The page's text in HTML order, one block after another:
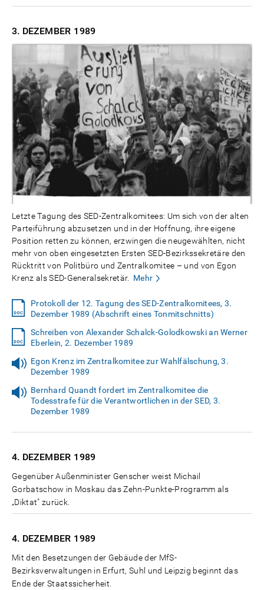
3. DEZEMBER 1989
Letzte Tagung des SED-Zentralkomitees: Um sich von der alten
Parteiführung abzusetzen und in der Hoffnung, ihre eigene
Position retten zu können, erzwingen die neugewählten, nicht
mehr von oben eingesetzten Ersten SED-Bezirkssekretäre den
Rücktritt von Politbüro und Zentralkomitee – und von Egon
Krenz als SED-Generalsekretär.
Mehr
Protokoll der 12. Tagung des SED-Zentralkomitees, 3.
Dezember 1989 (Abschrift eines Tonmitschnitts)
Schreiben von Alexander Schalck-Golodkowski an Werner
Eberlein, 2. Dezember 1989
Egon Krenz im Zentralkomitee zur Wahlfälschung, 3.
Dezember 1989
Bernhard Quandt fordert im Zentralkomitee die
Todesstrafe für die Verantwortlichen in der SED, 3.
Dezember 1989
4. DEZEMBER 1989
Gegenüber Außenminister Genscher weist Michail
Gorbatschow in Moskau das Zehn-Punkte-Programm als
„Diktat" zurück.
4. DEZEMBER 1989
Mit den Besetzungen der Gebäude der MfS-
Bezirksverwaltungen in Erfurt, Suhl und Leipzig beginnt das
Ende der Staatssicherheit.